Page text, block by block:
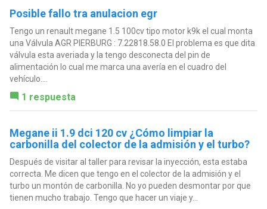
Posible fallo tra anulacion egr
Tengo un renault megane 1.5 100cv tipo motor k9k el cual monta
una Válvula AGR PIERBURG : 7.22818.58.0 El problema es que dita
válvula esta averiada y la tengo desconecta del pin de
alimentación lo cual me marca una avería en el cuadro del
vehículo....
1 respuesta
Megane ii 1.9 dci 120 cv ¿Cómo limpiar la
carbonilla del colector de la admisión y el turbo?
Después de visitar al taller para revisar la inyección, esta estaba
correcta. Me dicen que tengo en el colector de la admisión y el
turbo un montón de carbonilla. No yo pueden desmontar por que
tienen mucho trabajo. Tengo que hacer un viaje y...